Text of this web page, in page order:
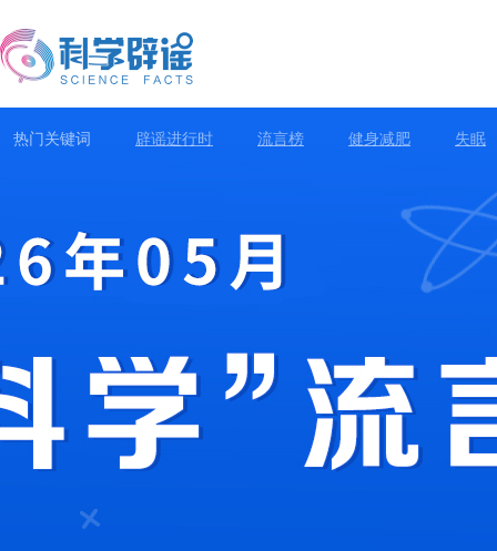
热门关键词 辟谣进行时 流言榜 健身减肥 失眠